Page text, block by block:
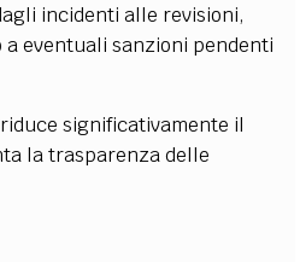
incidenti alle revisioni,
eventuali sanzioni pendenti
significativamente il
la trasparenza delle